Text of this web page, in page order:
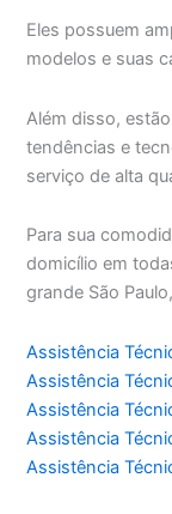
Eles possuem
modelos e suas
Além disso,
tendências e
serviço de alta
Para sua
domicílio em
grande São
Assistência
Assistência
Assistência
Assistência
Assistência